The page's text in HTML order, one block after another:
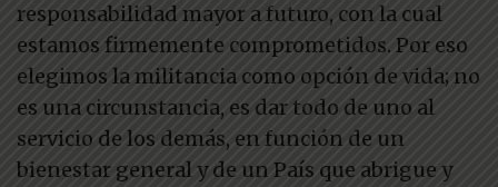
responsabilidad mayor a futuro, con la cual
estamos firmemente comprometidos. Por eso
elegimos la militancia como opción de vida; no
es una circunstancia, es dar todo de uno al
servicio de los demás, en función de un
bienestar general y de un País que abrigue y